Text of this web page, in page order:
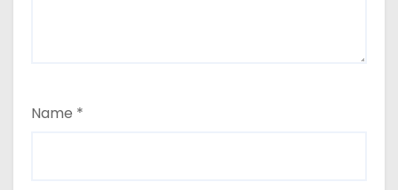
Name *